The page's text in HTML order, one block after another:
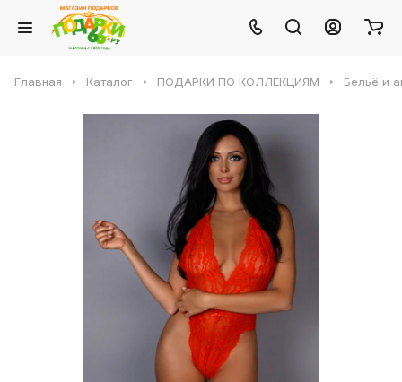
Главная Каталог ПОДАРКИ ПО КОЛЛЕКЦИЯМ Бельё и